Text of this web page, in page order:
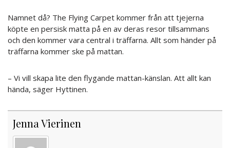
Namnet då? The Flying Carpet kommer från att tjejerna
köpte en persisk matta på en av deras resor tillsammans
och den kommer vara central i träffarna. Allt som händer på
träffarna kommer ske på mattan.
– Vi vill skapa lite den flygande mattan-känslan. Att allt kan
hända, säger Hyttinen.
Jenna Vierinen